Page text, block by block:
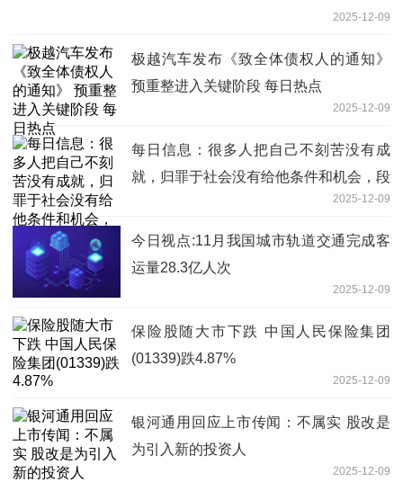
2025-12-09
极越汽车发布《致全体债权人的通知》
预重整进入关键阶段 每日热点
2025-12-09
每日信息：很多人把自己不刻苦没有成
就，归罪于社会没有给他条件和机会，段
2025-12-09
今日视点:11月我国城市轨道交通完成客
运量28.3亿人次
2025-12-09
保险股随大市下跌 中国人民保险集团
(01339)跌4.87%
2025-12-09
银河通用回应上市传闻：不属实 股改是
为引入新的投资人
2025-12-09